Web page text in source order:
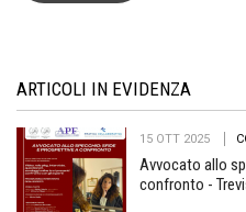
ARTICOLI IN EVIDENZA
15 OTT 2025
Avvocato allo
confronto -